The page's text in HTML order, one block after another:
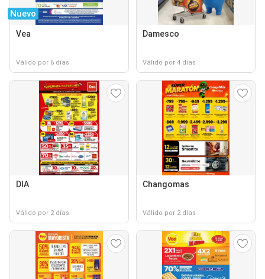
Nuevo
Vea
Válido por 6 días
Damesco
Válido por 4 días
DIA
Válido por 2 días
Changomas
Válido por 2 días